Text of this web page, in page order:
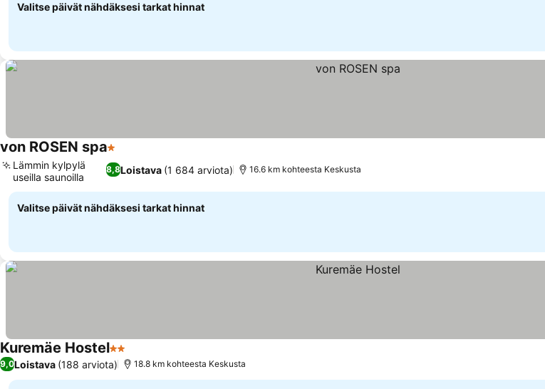
Valitse päivät nähdäksesi tarkat hinnat
von ROSEN spa1 Tähtiluokitus
8,8Loistava (1 684 arviota)
Lämmin kylpylä
useilla saunoilla
16.6 km kohteesta Keskusta
Valitse päivät nähdäksesi tarkat hinnat
Kuremäe Hostel2 Tähtiluokitus
9,0Loistava (188 arviota) 18.8 km kohteesta Keskusta